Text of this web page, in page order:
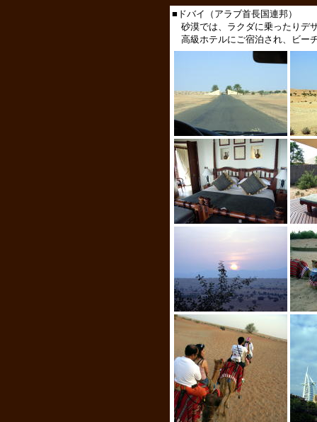
■ドバイ（アラブ首長国連邦）
砂漠では、ラクダに乗ったりデ
高級ホテルにご宿泊され、ビー